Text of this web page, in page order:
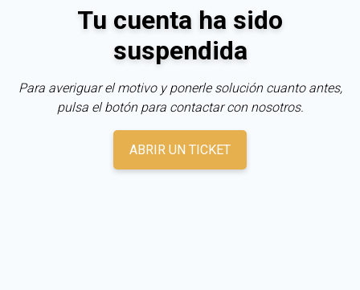
Tu cuenta ha sido
suspendida
Para averiguar el motivo y ponerle solución cuanto antes,
pulsa el botón para contactar con nosotros.
ABRIR UN TICKET